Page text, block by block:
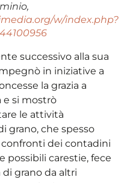
w/index.php?
successivo alla sua
in iniziative a
la grazia a
e si mostrò
le attività
grano, che spesso
dei contadini
possibili carestie, fece
grano da altri